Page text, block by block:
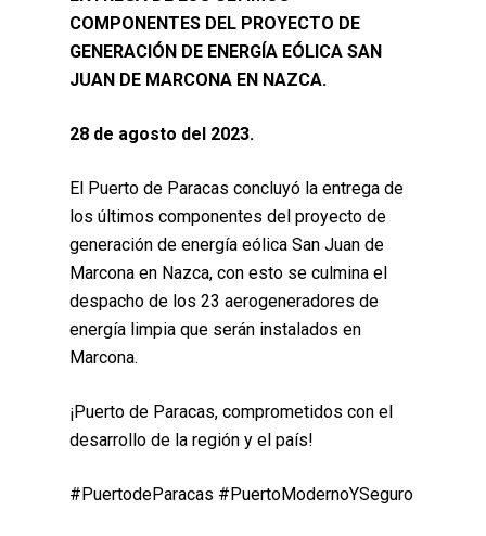
COMPONENTES DEL PROYECTO DE
GENERACIÓN DE ENERGÍA EÓLICA SAN
JUAN DE MARCONA EN NAZCA.
28 de agosto del 2023.
El Puerto de Paracas concluyó la entrega de
los últimos componentes del proyecto de
generación de energía eólica San Juan de
Marcona en Nazca, con esto se culmina el
despacho de los 23 aerogeneradores de
energía limpia que serán instalados en
Marcona.
¡Puerto de Paracas, comprometidos con el
desarrollo de la región y el país!
#PuertodeParacas #PuertoModernoYSeguro